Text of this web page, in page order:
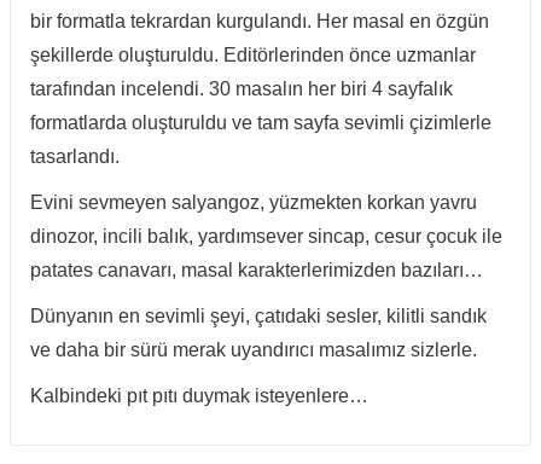
bir formatla tekrardan kurgulandı. Her masal en özgün
şekillerde oluşturuldu. Editörlerinden önce uzmanlar
tarafından incelendi. 30 masalın her biri 4 sayfalık
formatlarda oluşturuldu ve tam sayfa sevimli çizimlerle
tasarlandı.
Evini sevmeyen salyangoz, yüzmekten korkan yavru
dinozor, incili balık, yardımsever sincap, cesur çocuk ile
patates canavarı, masal karakterlerimizden bazıları…
Dünyanın en sevimli şeyi, çatıdaki sesler, kilitli sandık
ve daha bir sürü merak uyandırıcı masalımız sizlerle.
Kalbindeki pıt pıtı duymak isteyenlere…